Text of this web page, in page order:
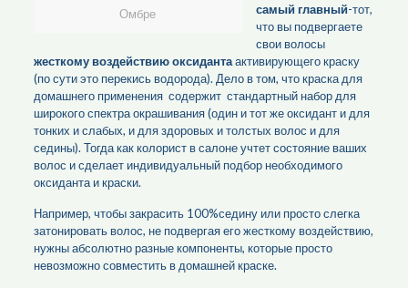
Омбре
самый главный-тот,
что вы подвергаете
свои волосы
жесткому воздействию оксидантаактивирующего краску
(по сути это перекись водорода). Дело в том, что краска для
домашнего применения содержит стандартный набор для
широкого спектра окрашивания (один и тот же оксидант и для
тонких и слабых, и для здоровых и толстых волос и для
седины). Тогда как колорист в салоне учтет состояние ваших
волос и сделает индивидуальный подбор необходимого
оксиданта и краски.
Например, чтобы закрасить 100%седину или просто слегка
затонировать волос, не подвергая его жесткому воздействию,
нужны абсолютно разные компоненты, которые просто
невозможно совместить в домашней краске.